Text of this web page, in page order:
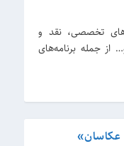
تخصصی، نقد و
از جمله برنامه‌های